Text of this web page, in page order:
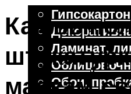
Гипсокартон
Ламинат,
Обои,
Как
маякам